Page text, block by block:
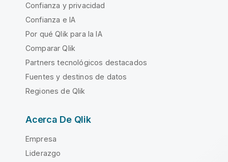
Confianza y privacidad
Confianza e IA
Por qué Qlik para la IA
Comparar Qlik
Partners tecnológicos destacados
Fuentes y destinos de datos
Regiones de Qlik
Acerca De Qlik
Empresa
Liderazgo